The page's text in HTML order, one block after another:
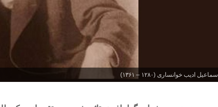
اسماعیل ادیب خوانساری (۱۲۸۰ – ۱۳۶۱)